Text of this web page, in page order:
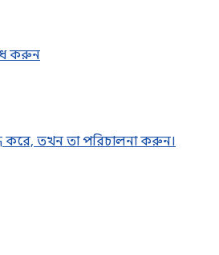
করুন
করে, তখন তা পরিচালনা করুন।